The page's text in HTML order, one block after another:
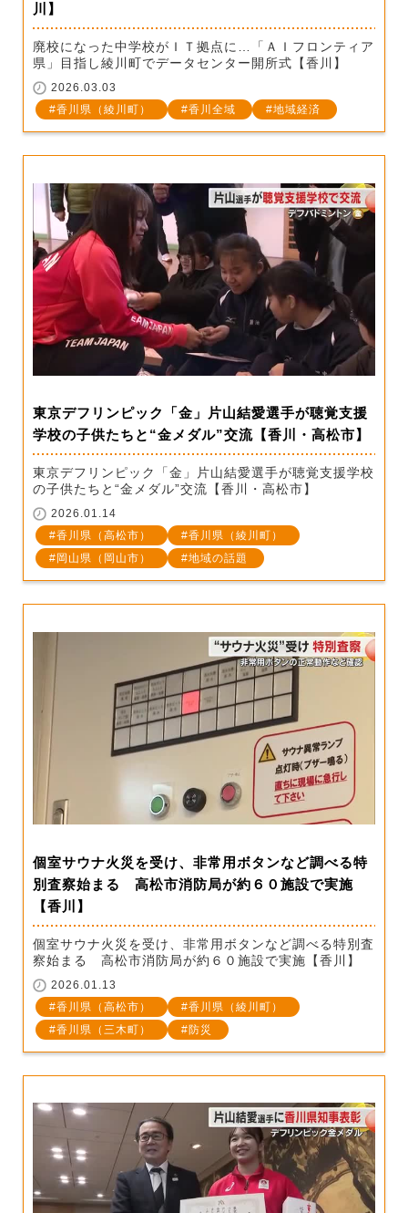
川】
廃校になった中学校がＩＴ拠点に…「ＡＩフロンティア
県」目指し綾川町でデータセンター開所式【香川】
2026.03.03
香川県（綾川町）
香川全域 地域経済
東京デフリンピック「金」片山結愛選手が聴覚支援
学校の子供たちと“金メダル”交流【香川・高松市】
東京デフリンピック「金」片山結愛選手が聴覚支援学校
の子供たちと“金メダル”交流【香川・高松市】
2026.01.14
香川県（高松市）
香川県（綾川町）
岡山県（岡山市）
地域の話題
個室サウナ火災を受け、非常用ボタンなど調べる特
別査察始まる 高松市消防局が約６０施設で実施
【香川】
個室サウナ火災を受け、非常用ボタンなど調べる特別査
察始まる 高松市消防局が約６０施設で実施【香川】
2026.01.13
香川県（高松市）
香川県（綾川町）
香川県（三木町）
防災